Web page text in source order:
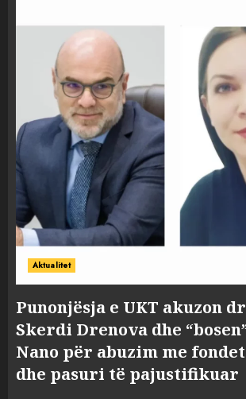
Aktualitet
Punonjësja e UKT akuzon
Skerdi Drenova dhe
Nano për abuzim me
dhe pasuri të pajustifikuar